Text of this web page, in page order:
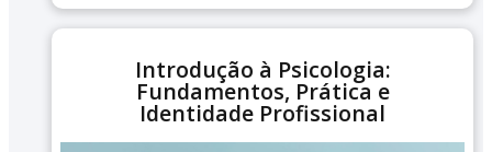
Introdução à Psicologia:
Fundamentos, Prática e
Identidade Profissional